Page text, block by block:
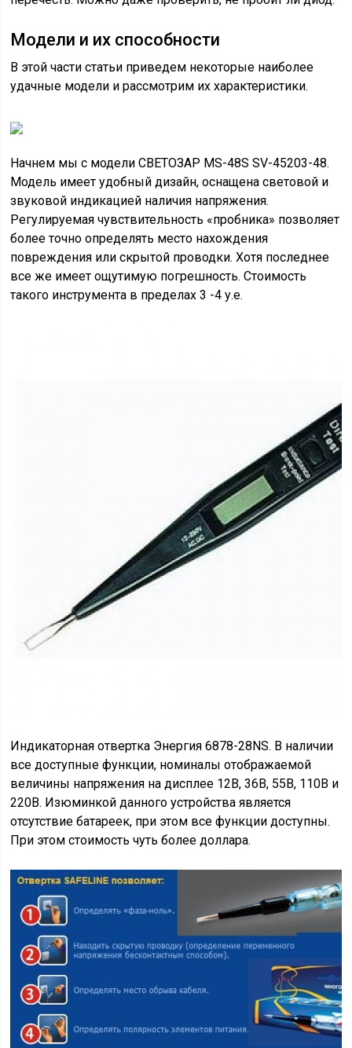
Модели и их способности
В этой части статьи приведем некоторые наиболее
удачные модели и рассмотрим их характеристики.
Начнем мы с модели СВЕТОЗАР MS-48S SV-45203-48.
Модель имеет удобный дизайн, оснащена световой и
звуковой индикацией наличия напряжения.
Регулируемая чувствительность «пробника» позволяет
более точно определять место нахождения
повреждения или скрытой проводки. Хотя последнее
все же имеет ощутимую погрешность. Стоимость
такого инструмента в пределах 3 -4 у.е.
Индикаторная отвертка Энергия 6878-28NS. В наличии
все доступные функции, номиналы отображаемой
величины напряжения на дисплее 12В, 36В, 55В, 110В и
220В. Изюминкой данного устройства является
отсутствие батареек, при этом все функции доступны.
При этом стоимость чуть более доллара.